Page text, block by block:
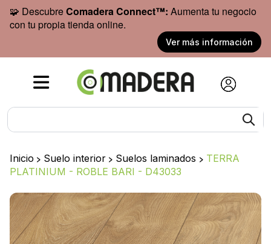
🧩 DescubreComadera Connect™: Aumenta tu negocio
con tu propia tienda online.
Ver más información
Inicio > Suelo interior > Suelos laminados > TERRA
PLATINIUM - ROBLE BARI - D43033